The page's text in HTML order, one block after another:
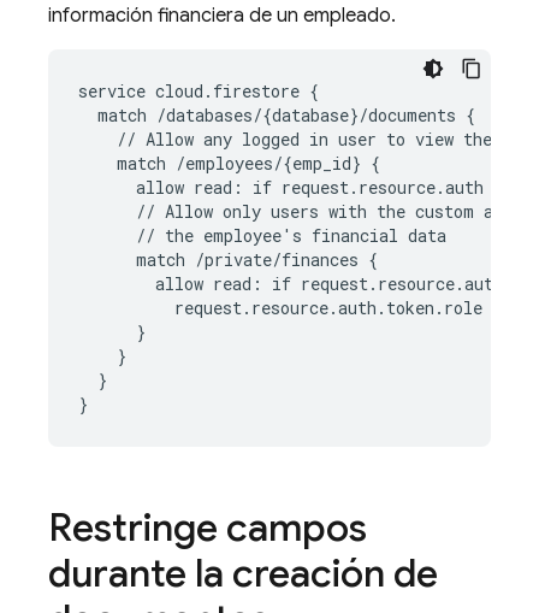
información financiera de un empleado.
service cloud.firestore {
  match /databases/{database}/documents {
// Allow any logged in user to view the
    match /employees/{emp_id} {
allow read: if request.resource.auth !=
// Allow only users with the custom auth
      // the employee's financial data
      match /private/finances {
        allow read: if request.resource.auth &&
request.resource.auth.token.role ==
      }
    }
  }
Restringe campos
durante la creación de